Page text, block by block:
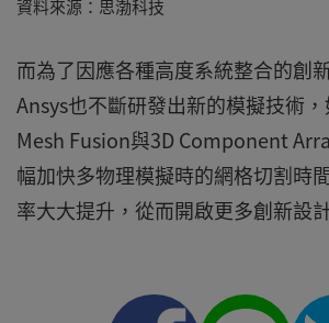
資料來源：思渤科技
而為了因應各種高度系統整合的創
Ansys也不斷研發出新的模擬技術
Mesh Fusion與3D Component
幅加快多物理模擬時的網格切割時
率大大提升，從而開啟更多創新設